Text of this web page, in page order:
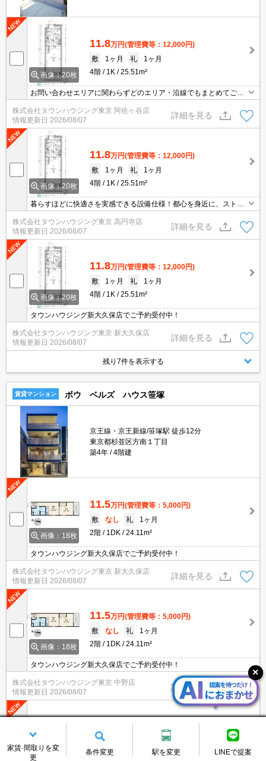
画像：20枚
11.8万円(管理費等：12,000円)
敷
1ヶ月 礼
1ヶ月
4階
1K 25.51m²
お問い合わせエリアに関わらずどのエリア・沿線でもまとめてご紹
介可能です！！迷われている場合はますご相談くださいませ。
株式会社タウンハウジング東京 阿佐ヶ谷店
情報更新日 2026/08/07
詳細を見る
画像：20枚
11.8万円(管理費等：12,000円)
敷
1ヶ月 礼
1ヶ月
4階
1K 25.51m²
暮らすほどに快適さを実感できる設備仕様！都心を身近に、ストレ
スフリーな暮らしを楽しむ！住むほどに愛着が深まる暮らしやすい
街！！
株式会社タウンハウジング東京 高円寺店
情報更新日 2026/08/07
詳細を見る
画像：20枚
11.8万円(管理費等：12,000円)
敷
1ヶ月 礼
1ヶ月
4階
1K 25.51m²
タウンハウジング新大久保店でご予約受付中！
株式会社タウンハウジング東京 新大久保店
情報更新日 2026/08/07
詳細を見る
残り7件を表示する
賃貸マンション ボウ ベルズ ハウス笹塚
京王線・京王新線/笹塚駅 徒歩12分
東京都杉並区方南１丁目
築4年
4階建
画像：18枚
11.5万円(管理費等：5,000円)
敷
なし 礼
1ヶ月
2階
1DK 24.11m²
タウンハウジング新大久保店でご予約受付中！
株式会社タウンハウジング東京 新大久保店
情報更新日 2026/08/07
詳細を見る
画像：18枚
11.5万円(管理費等：5,000円)
敷
なし 礼
1ヶ月
2階
1DK 24.11m²
タウンハウジング新大久保店でご予約受付中！
株式会社タウンハウジング東京 中野店
情報更新日 2026/08/07
詳細を見る
画像：18枚
敷
2階
1DK 24.11m²
家賃·間取りを変
更
条件変更 駅を変更 LINEで提案